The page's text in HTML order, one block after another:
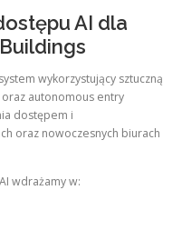
AI dla
wykorzystujący sztuczną
autonomous entry
dostępem i
oraz nowoczesnych biurach
wdrażamy w: